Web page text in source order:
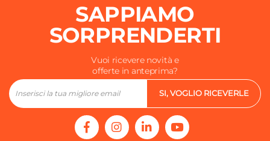
SAPPIAMO
SORPRENDERTI
Vuoi ricevere novità e
offerte in anteprima?
SI, VOGLIO RICEVERLE